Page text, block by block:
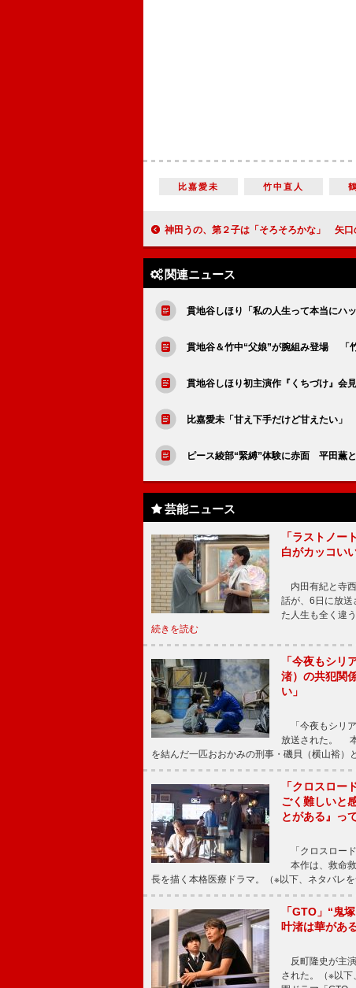
比嘉愛未 竹中直人
神田うの、第２子は「そろそろかな」 矢口の報道に「考え
関連ニュース
貫地谷しほり「私の人生って本当にハ
貫地谷＆竹中“父娘”が腕組み登場 「
貫地谷しほり初主演作『くちづけ』会
比嘉愛未「甘え下手だけど甘えたい」
ピース綾部“緊縛”体験に赤面 平田薫
芸能ニュース
「ラストノー
白がカッコい
内田有紀と寺
話が、6日に放
た人生も全く違
続きを読む
「今夜もシリ
渚）の共犯関
い」
「今夜もシリ
放送された。 本
を結んだ一匹おおかみの刑事・磯貝（横山裕
「クロスロー
ごく難しいと
とがある』っ
「クロスロード
本作は、救命
長を描く本格医療ドラマ。（※以下、ネタバ
「GTO」“鬼
叶渚は華があ
反町隆史が主
された。（※以